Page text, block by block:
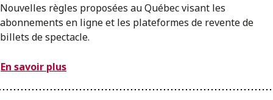
Nouvelles règles proposées au Québec visant les
abonnements en ligne et les plateformes de revente de
billets de spectacle.
En savoir plus